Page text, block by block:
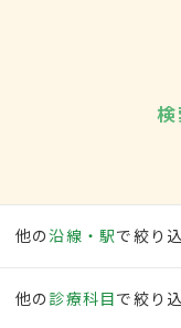
他の沿線・駅で絞り
他の 診療科目で絞り